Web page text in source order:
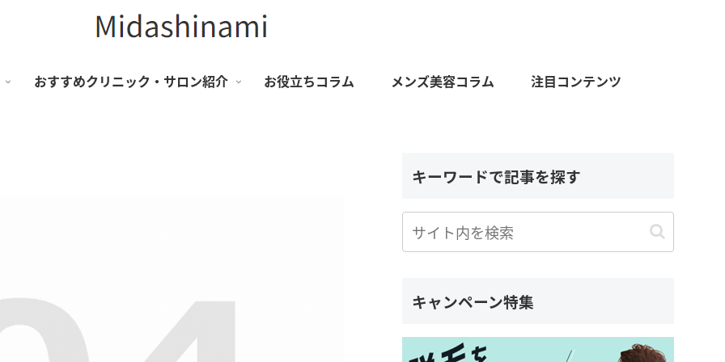
おすすめクリニック・サロン紹介 お役立ちコラム メンズ美容コラム 注目コンテンツ
キーワードで記事を探す
キャンペーン特集